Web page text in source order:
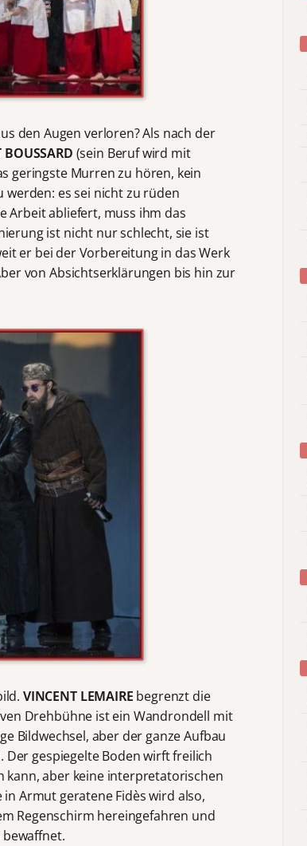
den Augen verloren? Als nach der
BOUSSARD (sein Beruf wird mit
geringste Murren zu hören, kein
es sei nicht zu rüden
Arbeit abliefert, muss ihm das
ist nicht nur schlecht, sie ist
er bei der Vorbereitung in das Werk
von Absichtserklärungen bis hin zur
VINCENT LEMAIRE begrenzt die
Drehbühne ist ein Wandrondell mit
Bildwechsel, aber der ganze Aufbau
gespiegelte Boden wirft freilich
kann, aber keine interpretatorischen
Armut geratene Fidès wird also,
Regenschirm hereingefahren und